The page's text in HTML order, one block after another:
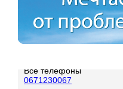
Все телефоны
0671230067